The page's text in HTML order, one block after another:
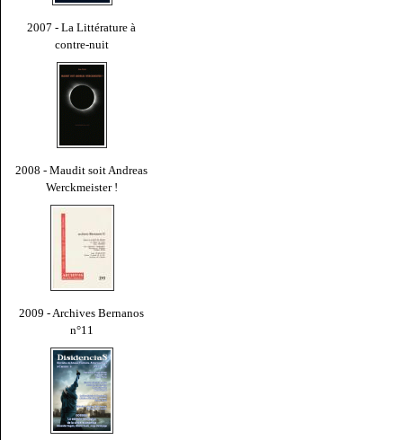
2007 - La Littérature à
contre-nuit
2008 - Maudit soit Andreas
Werckmeister !
2009 - Archives Bernanos
n°11